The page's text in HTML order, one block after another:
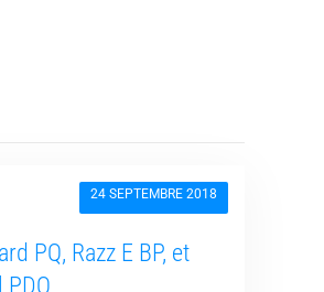
24 SEPTEMBRE 2018
PQ, Razz E BP, et